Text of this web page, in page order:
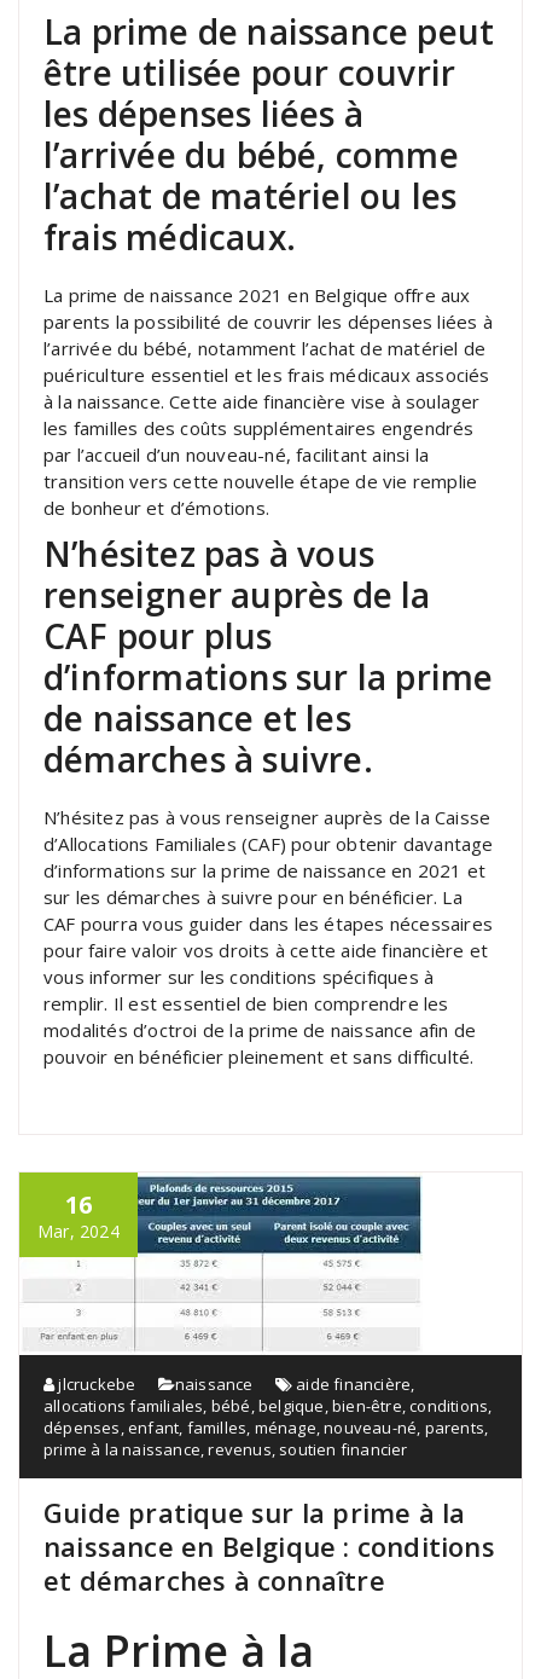
La prime de naissance peut
être utilisée pour couvrir
les dépenses liées à
l’arrivée du bébé, comme
l’achat de matériel ou les
frais médicaux.
La prime de naissance 2021 en Belgique offre aux
parents la possibilité de couvrir les dépenses liées à
l’arrivée du bébé, notamment l’achat de matériel de
puériculture essentiel et les frais médicaux associés
à la naissance. Cette aide financière vise à soulager
les familles des coûts supplémentaires engendrés
par l’accueil d’un nouveau-né, facilitant ainsi la
transition vers cette nouvelle étape de vie remplie
de bonheur et d’émotions.
N’hésitez pas à vous
renseigner auprès de la
CAF pour plus
d’informations sur la prime
de naissance et les
démarches à suivre.
N’hésitez pas à vous renseigner auprès de la Caisse
d’Allocations Familiales (CAF) pour obtenir davantage
d’informations sur la prime de naissance en 2021 et
sur les démarches à suivre pour en bénéficier. La
CAF pourra vous guider dans les étapes nécessaires
pour faire valoir vos droits à cette aide financière et
vous informer sur les conditions spécifiques à
remplir. Il est essentiel de bien comprendre les
modalités d’octroi de la prime de naissance afin de
pouvoir en bénéficier pleinement et sans difficulté.
16
Mar, 2024
jlcruckebe naissance aide financière,
allocations familiales, bébé,belgique,bien-être,conditions,
dépenses,enfant, familles, ménage,nouveau-né, parents,
prime à la naissance,revenus, soutien financier
Guide pratique sur la prime à la
naissance en Belgique : conditions
et démarches à connaître
La Prime à la